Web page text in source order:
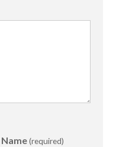
Name(required)